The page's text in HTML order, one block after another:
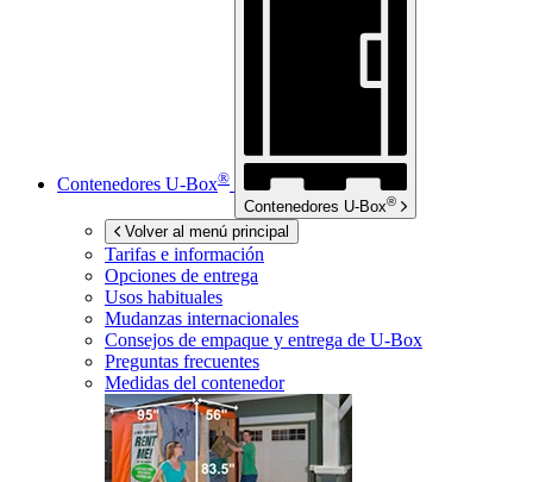
Contenedores U-Box®
Contenedores U-Box®
Volver al menú principal
Tarifas e información
Opciones de entrega
Usos habituales
Mudanzas internacionales
Consejos de empaque y entrega de U-Box
Preguntas frecuentes
Medidas del contenedor